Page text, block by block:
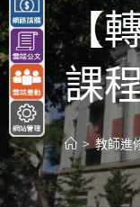
【
課
> 教師進